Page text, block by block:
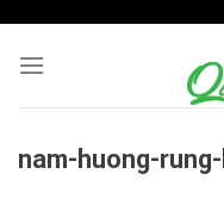
content
nam-huong-